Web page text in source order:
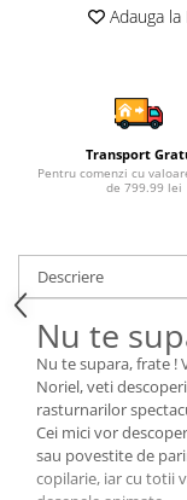
Sapun & Gel de dus
Set Ingrijire Bebelusi
Ateliere si bancuri
Carucioare papusi
Casute de papusi si
Cuburi si caramizi
Elicoptere, avioane
jucarie
Figurine
Frumusete,
fetite
Adauga la
Transport
Pentru comenzi cu
de 799.99 lei
Descriere
Nu te
Nu te supara, frate !
Noriel, veti
rasturnarilor
Cei mici vor
sau povestite de
copilarie, iar cu totii